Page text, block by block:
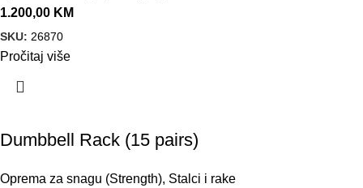
1.200,00 KM
SKU: 26870
Pročitaj više
Dumbbell Rack (15 pairs)
Oprema za snagu (Strength), Stalci i rake